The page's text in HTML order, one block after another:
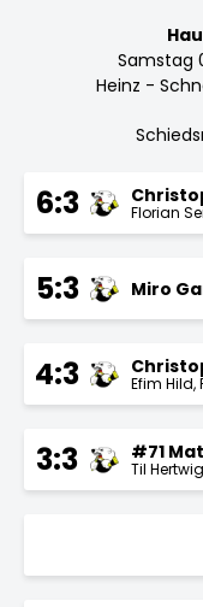
Samstag
Heinz -
6:3 Florian
5:3 Miro
4:3 Efim Hild
3:3 #71
Til Hertwig